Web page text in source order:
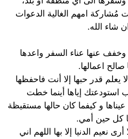
مُشاركة امهم الغالية الدعوات
شاء الله.
عنها عناء السفر واعدها
صالح اعمالها.
يعلم قدر حبها إلا أنت فاحفظها
استودعتك إياها أينما خطت
و كيفما كان حالها مستقيظة
كل حين أمي.
نعيم الدنيا إلا بها اللهم اني